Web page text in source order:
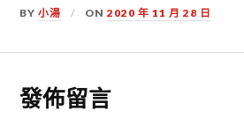
BY小湯 ON2020 年 11 月 28 日
發佈留言